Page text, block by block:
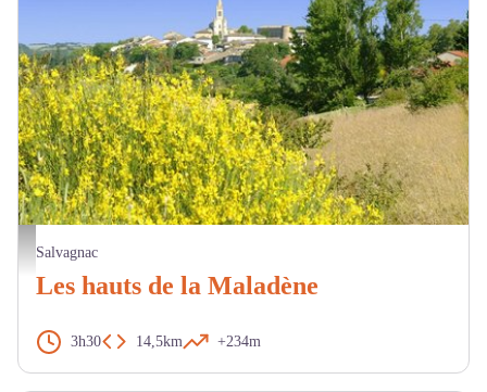
Paysage - OT LTO
Salvagnac
Les hauts de la Maladène
3h30 14,5km +234m